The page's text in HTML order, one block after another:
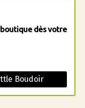
dès votre
Boudoir